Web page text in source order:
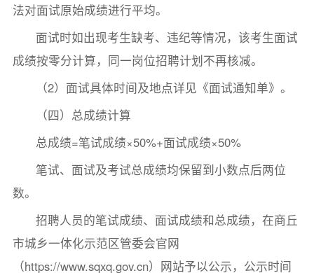
法对面试原始成绩进行平均。
面试时如出现考生缺考、违纪等情况，该考生面试
成绩按零分计算，同一岗位招聘计划不再核减。
（2）面试具体时间及地点详见《面试通知单》。
（四）总成绩计算
总成绩=笔试成绩×50%+面试成绩×50%
笔试、面试及考试总成绩均保留到小数点后两位
数。
招聘人员的笔试成绩、面试成绩和总成绩，在商丘
市城乡一体化示范区管委会官网
（https://www.sqxq.gov.cn）网站予以公示，公示时间